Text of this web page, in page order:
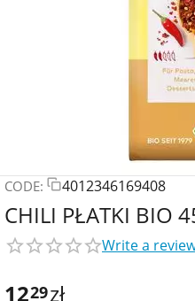
CODE: 4012346169408
CHILI PŁATKI BIO
Write a
1229zł